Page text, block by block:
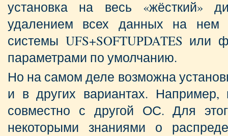
установка на весь «жёсткий»
удалением всех данных на нем
системы UFS+SOFTUPDATES или
параметрами по умолчанию.
Но на самом деле возможна
и в других вариантах. Например,
совместно с другой ОС. Для
некоторыми знаниями о